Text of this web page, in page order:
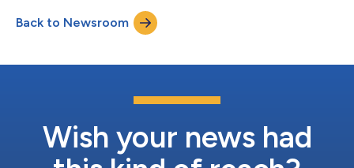
数据孤岛问题亟待解决 在心脏外科手术中，血管流量监测设备提
供的指标数据对评估搭桥血管通畅性和围术期血流动力学稳定性至
关重要。因此，高效采集并在临床工作中应用此类数据始终是临床
创新融合高频超声成像（HFUS）和时差法血流量测量（TTFM）技
据仍需术后手动整理，且游离于全院数据中心，不利于数据挖掘与
利用。 基于FHIR，术中数据解决方案破除壁垒 HL7 FHIR（Fast
Back to Newsroom
Wish your news had